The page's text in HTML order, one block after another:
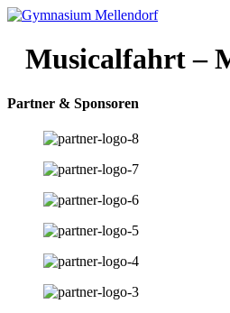
Zum
wechseln
Musicalfahrt –
Partner & Sponsoren